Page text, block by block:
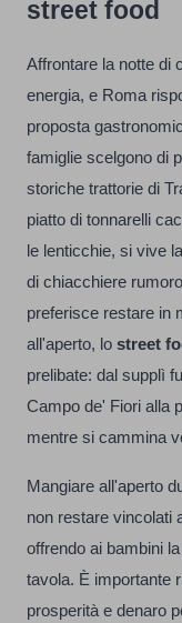
street food
Affrontare la notte di
energia, e Roma
proposta
famiglie scelgono di
storiche trattorie di
piatto di tonnarelli
le lenticchie, si vive
di chiacchiere
preferisce restare in
all'aperto, lo street
prelibate: dal supplì
Campo de' Fiori alla
mentre si cammina
Mangiare all'aperto
non restare vincolati
offrendo ai bambini
tavola. È importante
prosperità e denaro